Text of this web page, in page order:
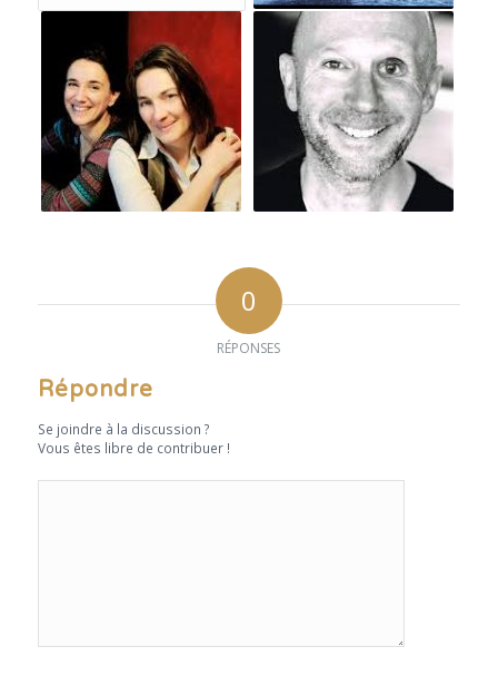
0
RÉPONSES
Répondre
Se joindre à la discussion ?
Vous êtes libre de contribuer !